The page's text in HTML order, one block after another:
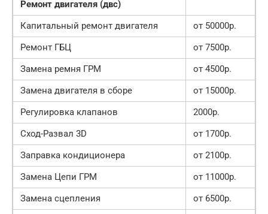
Ремонт двигателя (двс)
Капитальный ремонт двигателя
от 50000р.
Ремонт ГБЦ
от 7500р.
Замена ремня ГРМ
от 4500р.
Замена двигателя в сборе
от 15000р.
Регулировка клапанов
2000р.
Сход-Развал 3D
от 1700р.
Заправка кондиционера
от 2100р.
Замена Цепи ГРМ
от 11000р.
Замена сцепления
от 6500р.